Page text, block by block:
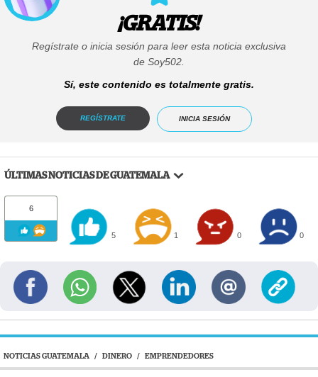
¡GRATIS!
Regístrate o inicia sesión para leer esta noticia exclusiva
de Soy502.
Sí, este contenido es totalmente gratis.
REGÍSTRATE INICIA SESIÓN
ÚLTIMAS NOTICIAS DE GUATEMALA
6
5 1 0 0
NOTICIAS GUATEMALA / DINERO / EMPRENDEDORES